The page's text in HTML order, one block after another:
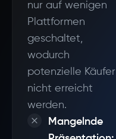
nur auf wenigen
Plattformen
geschaltet,
wodurch
potenzielle Käufer
nicht erreicht
werden.
Mangelnde